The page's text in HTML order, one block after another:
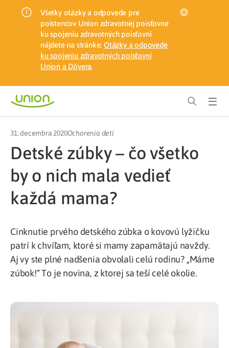
Všetky otázky a odpovede pre
poistencov Union zdravotnej poisťovne
ku spojeniu zdravotných poisťovní
nájdete na stránke: Otázky a odpovede
ku spojeniu zdravotných poisťovní
Union a Dôvera.
31. decembra 2020Ochorenia detí
Detské zúbky – čo všetko
by o nich mala vedieť
každá mama?
Cinknutie prvého detského zúbka o kovovú lyžičku
patrí k chvíľam, ktoré si mamy zapamätajú navždy.
Aj vy ste plné nadšenia obvolali celú rodinu? „Máme
zúbok!“ To je novina, z ktorej sa teší celé okolie.